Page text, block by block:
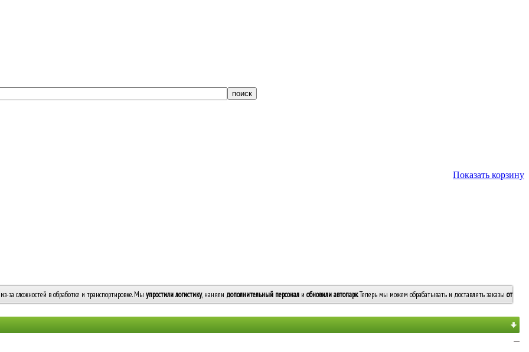
Показать корзину
за сложностей в обработке и транспортировке. Мы упростили логистику, наняли дополнительный персонал и обновили автопарк. Теперь мы можем обрабатывать и доставлять заказы от